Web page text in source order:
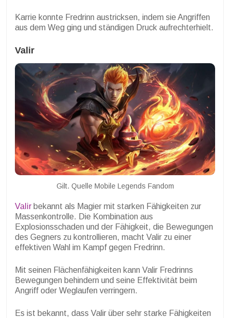
Karrie konnte Fredrinn austricksen, indem sie Angriffen
aus dem Weg ging und ständigen Druck aufrechterhielt.
Valir
Gilt. Quelle Mobile Legends Fandom
Valir bekannt als Magier mit starken Fähigkeiten zur
Massenkontrolle. Die Kombination aus
Explosionsschaden und der Fähigkeit, die Bewegungen
des Gegners zu kontrollieren, macht Valir zu einer
effektiven Wahl im Kampf gegen Fredrinn.
Mit seinen Flächenfähigkeiten kann Valir Fredrinns
Bewegungen behindern und seine Effektivität beim
Angriff oder Weglaufen verringern.
Es ist bekannt, dass Valir über sehr starke Fähigkeiten